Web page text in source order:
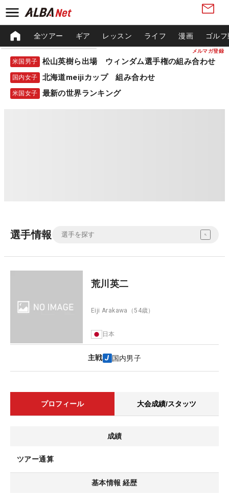
メルマガ登録
全ツアー ギア レッスン ライフ 漫画 ゴル
米国男子 松山英樹ら出場 ウィンダム選手権の組み合わせ
国内女子 北海道meijiカップ 組み合わせ
米国女子 最新の世界ランキング
選手情報
荒川英二
Eiji Arakawa （54歳）
日本
主戦 国内男子
プロフィール 大会成績/スタッツ
成績
ツアー通算
基本情報 経歴